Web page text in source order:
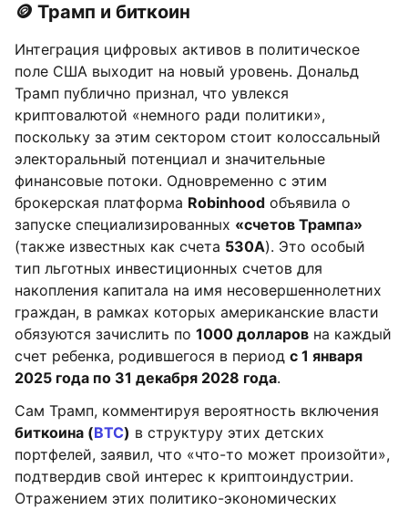
🪙 Трамп и биткоин
Интеграция цифровых активов в политическое
поле США выходит на новый уровень. Дональд
Трамп публично признал, что увлекся
криптовалютой «немного ради политики»,
поскольку за этим сектором стоит колоссальный
электоральный потенциал и значительные
финансовые потоки. Одновременно с этим
брокерская платформа Robinhood объявила о
запуске специализированных «счетов Трампа»
(также известных как счета 530A). Это особый
тип льготных инвестиционных счетов для
накопления капитала на имя несовершеннолетних
граждан, в рамках которых американские власти
обязуются зачислить по 1000 долларов на каждый
счет ребенка, родившегося в период с 1 января
2025 года по 31 декабря 2028 года.
Сам Трамп, комментируя вероятность включения
биткоина (BTC) в структуру этих детских
портфелей, заявил, что «что-то может произойти»,
подтвердив свой интерес к криптоиндустрии.
Отражением этих политико-экономических